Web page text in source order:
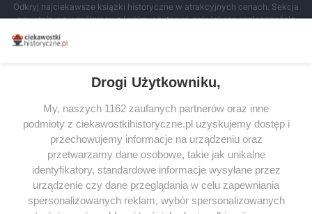
Odkryj najciekawsze książki historyczne w atrakcyjnych cenach. Sekcja
powstała we współpracy z Lubimyczytac.pl, największą społecznością
tytułów najwyżej ocenianych przez czytelników.
SERWIS
SPOŁECZNOŚĆ
WSPÓŁPRACA
Drogi Użytkowniku,
My, naszych 1162 zaufanych partnerów oraz inne
podmioty z ciekawostkihistoryczne.pl uzyskujemy dostęp i
przechowujemy informacje na urządzeniu oraz
przetwarzamy dane osobowe, takie jak unikalne
identyfikatory, standardowe informacje wysyłane przez
urządzenie czy dane przeglądania w celu zapewniania
spersonalizowanych reklam, wybór spersonalizowanych